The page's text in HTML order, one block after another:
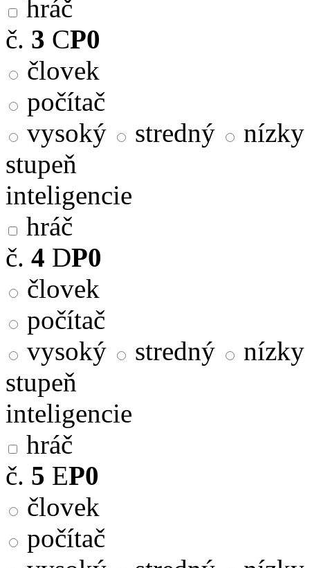
hráč
č. 3 CP0
človek
počítač
vysoký
stredný
nízky
stupeň
inteligencie
hráč
č. 4 DP0
človek
počítač
vysoký
stredný
nízky
stupeň
inteligencie
hráč
č. 5 EP0
človek
počítač